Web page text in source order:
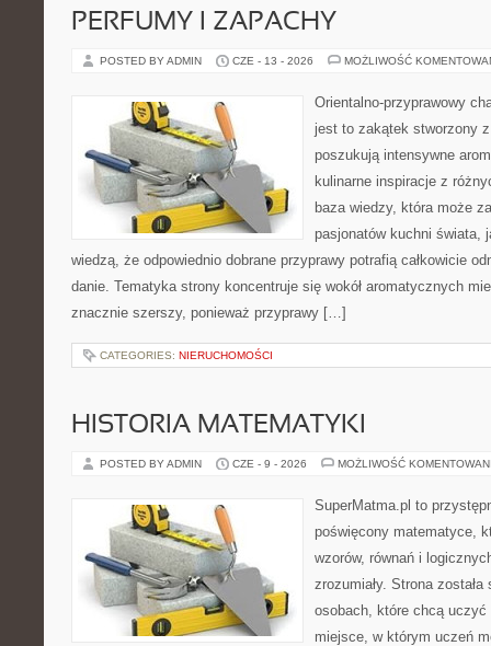
PERFUMY I ZAPACHY
POSTED BY ADMIN CZE - 13 - 2026 MOŻLIWOŚĆ
Orientalno-przyprawowy
jest to zakątek stworzony
poszukują intensywne
kulinarne inspiracje z
baza wiedzy, która może
pasjonatów kuchni świata,
wiedzą, że odpowiednio dobrane przyprawy potrafią całkowicie
danie. Tematyka strony koncentruje się wokół aromatycznych
znacznie szerszy, ponieważ przyprawy […]
CATEGORIES: NIERUCHOMOŚCI
HISTORIA MATEMATYKI
POSTED BY ADMIN CZE - 9 - 2026 MOŻLIWOŚĆ
SuperMatma.pl to
poświęcony matematyce,
wzorów, równań i
zrozumiały. Strona
osobach, które chcą
miejsce, w którym uczeń